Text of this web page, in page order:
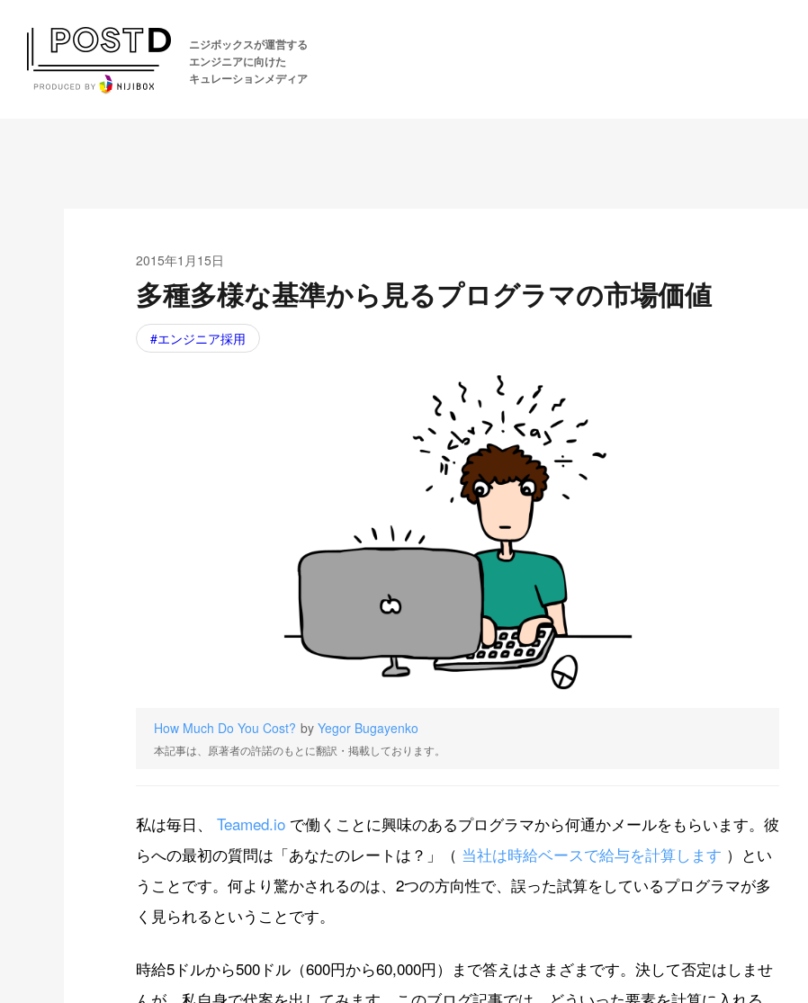
ニジボックスが運営する
エンジニアに向けた
キュレーションメディア
2015年1月15日
多種多様な基準から見るプログラマの市場価値
エンジニア採用
How Much Do You Cost? by Yegor Bugayenko
本記事は、原著者の許諾のもとに翻訳・掲載しております。
私は毎日、Teamed.io で働くことに興味のあるプログラマから何通かメールをもらいます。彼
らへの最初の質問は「あなたのレートは？」（ 当社は時給ベースで給与を計算します ）とい
うことです。何より驚かされるのは、2つの方向性で、誤った試算をしているプログラマが多
く見られるということです。
時給5ドルから500ドル（600円から60,000円）まで答えはさまざまです。決して否定はしませ